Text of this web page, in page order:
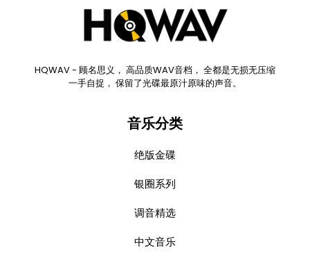
HQWAV - 顾名思义， 高品质WAV音档， 全都是无损无压缩
一手自捉， 保留了光碟最原汁原味的声音。
音乐分类
绝版金碟
银圈系列
调音精选
中文音乐